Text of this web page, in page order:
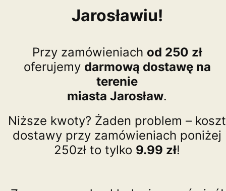
Jarosławiu!
Przy zamówieniach od 250 zł
oferujemy darmową dostawę na
terenie
miasta Jarosław.
Niższe kwoty? Żaden problem – koszt
dostawy przy zamówieniach poniżej
250zł to tylko 9.99 zł!